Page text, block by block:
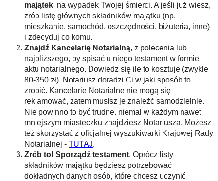
Stop samotności
Z internetem za pan brat
Bezpiecznie i w zgodzie z prawem
majątek, na wypadek Twojej śmierci. A jeśli już wiesz,
zrób listę głównych składników majątku (np.
mieszkanie, samochód, oszczędności, biżuteria, inne)
i zdecyduj co komu.
Znajdź Kancelarię Notarialną, z polecenia lub
najbliższego, by spisać u niego testament w formie
aktu notarialnego. Dowiedz się ile to kosztuje (zwykle
80-350 zł). Notariusz doradzi Ci w jaki sposób to
zrobić. Kancelarie Notarialne nie mogą się
reklamować, zatem musisz je znaleźć samodzielnie.
Nie powinno to być trudne, niemal w każdym nawet
mniejszym miasteczku znajdziesz Notariusza. Możesz
też skorzystać z oficjalnej wyszukiwarki Krajowej Rady
Notarialnej - TUTAJ.
Zrób to! Sporządź testament. Oprócz listy
składników majątku będziesz potrzebować
dokładnych danych osób, które chcesz uczynić